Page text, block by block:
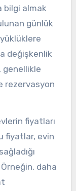
bilgi almak
günlük
değişkenlik
genellikle
rezervasyon
fiyatları
fiyatlar, evin
daha